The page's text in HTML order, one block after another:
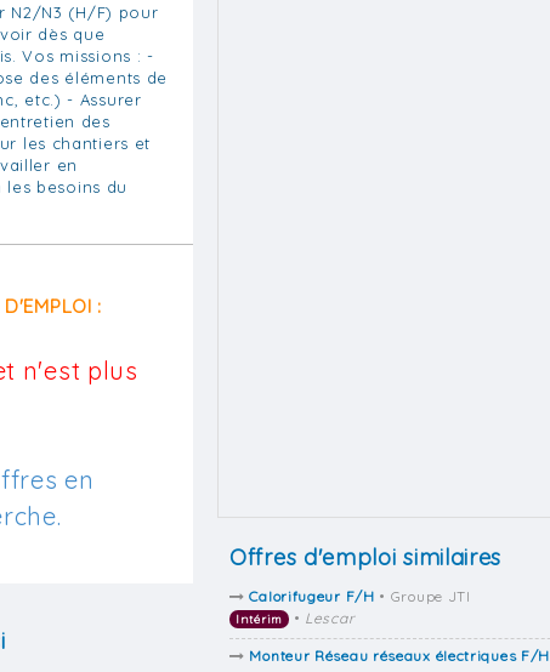
N2/N3 (H/F) pour
dès que
Vos missions : -
des éléments de
etc.) - Assurer
des
les chantiers et
en
besoins du
:
n'est plus
en
Offres d'emploi similaires
Calorifugeur F/H • Groupe JTI
Intérim • Lescar
Monteur Réseau réseaux électriques F/H